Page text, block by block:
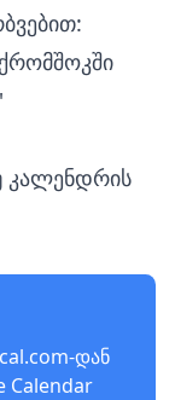
კალენდრის
-დან
Calendar